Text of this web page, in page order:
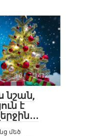
0 472
նշան,
է
մեծ